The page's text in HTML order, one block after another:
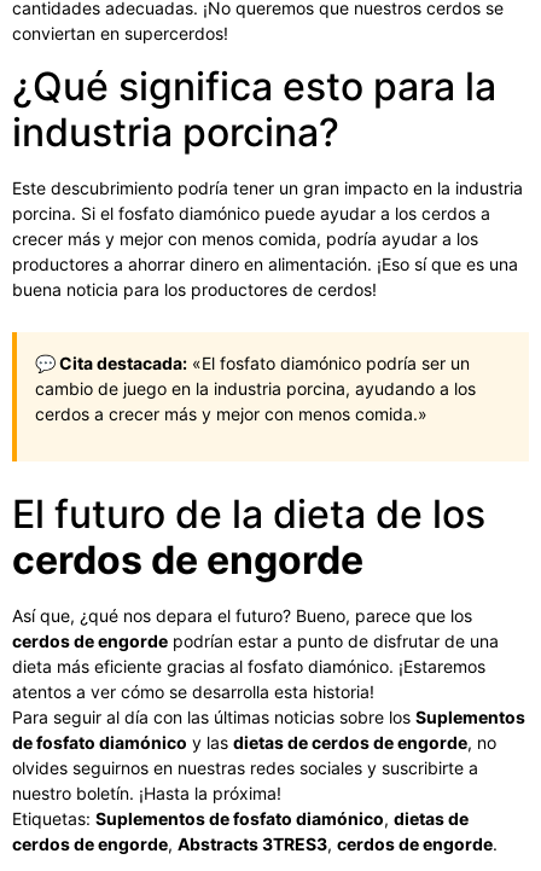
cantidades adecuadas. ¡No queremos que nuestros cerdos se
conviertan en supercerdos!
¿Qué significa esto para la
industria porcina?
Este descubrimiento podría tener un gran impacto en la industria
porcina. Si el fosfato diamónico puede ayudar a los cerdos a
crecer más y mejor con menos comida, podría ayudar a los
productores a ahorrar dinero en alimentación. ¡Eso sí que es una
buena noticia para los productores de cerdos!
💬 Cita destacada: «El fosfato diamónico podría ser un
cambio de juego en la industria porcina, ayudando a los
cerdos a crecer más y mejor con menos comida.»
El futuro de la dieta de los
cerdos de engorde
Así que, ¿qué nos depara el futuro? Bueno, parece que los
cerdos de engorde podrían estar a punto de disfrutar de una
dieta más eficiente gracias al fosfato diamónico. ¡Estaremos
atentos a ver cómo se desarrolla esta historia!
Para seguir al día con las últimas noticias sobre los Suplementos
de fosfato diamónico y las dietas decerdos de engorde, no
olvides seguirnos en nuestras redes sociales y suscribirte a
nuestro boletín. ¡Hasta la próxima!
Etiquetas: Suplementos de fosfato diamónico, dietas de
cerdos de engorde, Abstracts 3TRES3, cerdos de engorde.